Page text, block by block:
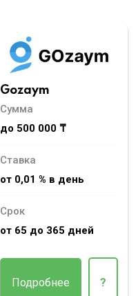
Gozaym
Сумма
до 500 000 ₸
Ставка
от 0,01 % в день
Срок
от 65 до 365 дней
Подробнее ?